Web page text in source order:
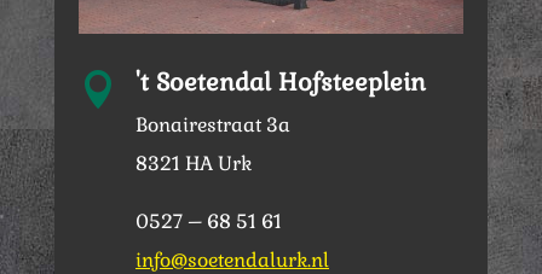
 't Soetendal Hofsteeplein
Bonairestraat 3a
8321 HA Urk
0527 – 68 51 61
info@soetendalurk.nl